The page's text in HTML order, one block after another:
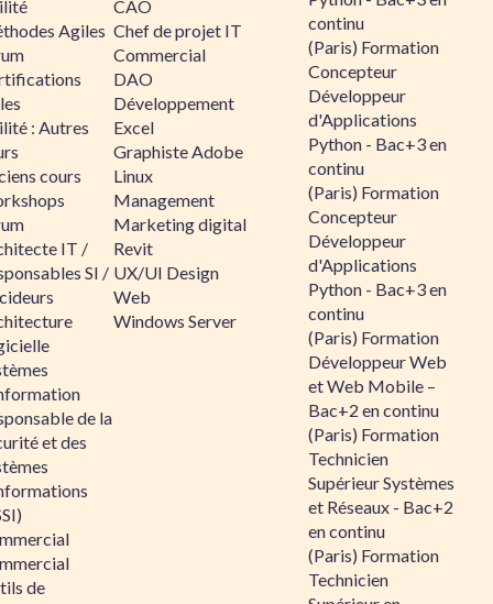
Agiles
: Autres
cours
IT /
SI /
de la
et des
de
CAO
Chef de projet IT
Commercial
DAO
Développement
Excel
Graphiste Adobe
Linux
Management
Marketing digital
Revit
UX/UI Design
Web
Windows Server
continu
(Paris) Formation
Concepteur
Développeur
d'Applications
Python - Bac+3 en
continu
(Paris) Formation
Concepteur
Développeur
d'Applications
Python - Bac+3 en
continu
(Paris) Formation
Développeur Web
et Web Mobile –
Bac+2 en continu
(Paris) Formation
Technicien
Supérieur Systèmes
et Réseaux - Bac+2
en continu
(Paris) Formation
Technicien